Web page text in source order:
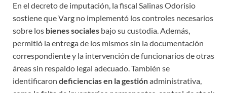
En el decreto de imputación, la fiscal Salinas Odorisio
sostiene que Varg no implementó los controles necesarios
sobre los bienes sociales bajo su custodia. Además,
permitió la entrega de los mismos sin la documentación
correspondiente y la intervención de funcionarios de otras
áreas sin respaldo legal adecuado. También se
identificaron deficiencias en la gestiónadministrativa,